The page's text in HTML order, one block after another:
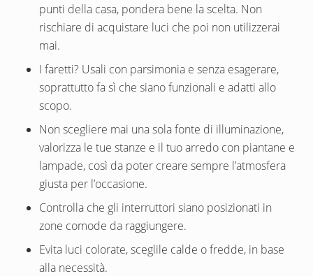
punti della casa, pondera bene la scelta. Non
rischiare di acquistare luci che poi non utilizzerai
mai.
I faretti? Usali con parsimonia e senza esagerare,
soprattutto fa sì che siano funzionali e adatti allo
scopo.
Non scegliere mai una sola fonte di illuminazione,
valorizza le tue stanze e il tuo arredo con piantane e
lampade, così da poter creare sempre l’atmosfera
giusta per l’occasione.
Controlla che gli interruttori siano posizionati in
zone comode da raggiungere.
Evita luci colorate, sceglile calde o fredde, in base
alla necessità.